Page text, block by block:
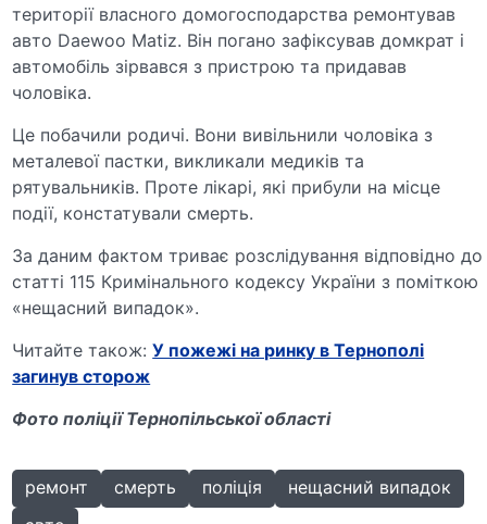
території власного домогосподарства ремонтував
авто Daewoo Matiz. Він погано зафіксував домкрат і
автомобіль зірвався з пристрою та придавав
чоловіка.
Це побачили родичі. Вони вивільнили чоловіка з
металевої пастки, викликали медиків та
рятувальників. Проте лікарі, які прибули на місце
події, констатували смерть.
За даним фактом триває розслідування відповідно до
статті 115 Кримінального кодексу України з поміткою
«нещасний випадок».
Читайте також:У пожежі на ринку в Тернополі
загинув сторож
Фото поліції Тернопільської області
ремонт смерть поліція
нещасний випадок